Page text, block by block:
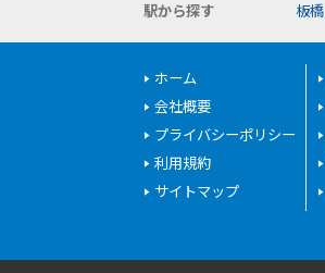
駅から探す
板橋
ホーム
会社概要
プライバシーポリシー
利用規約
サイトマップ